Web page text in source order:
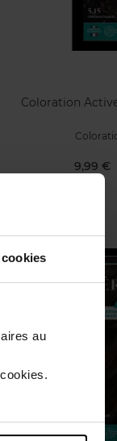
au
Coloration
9,99 €